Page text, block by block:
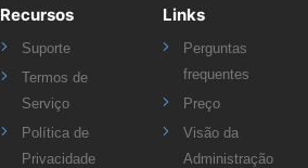
Recursos
Suporte
Termos de
Serviço
Política de
Privacidade
Links
Perguntas
frequentes
Preço
Visão da
Administração